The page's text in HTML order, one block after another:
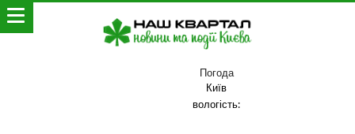
Погода
Київ
вологість: